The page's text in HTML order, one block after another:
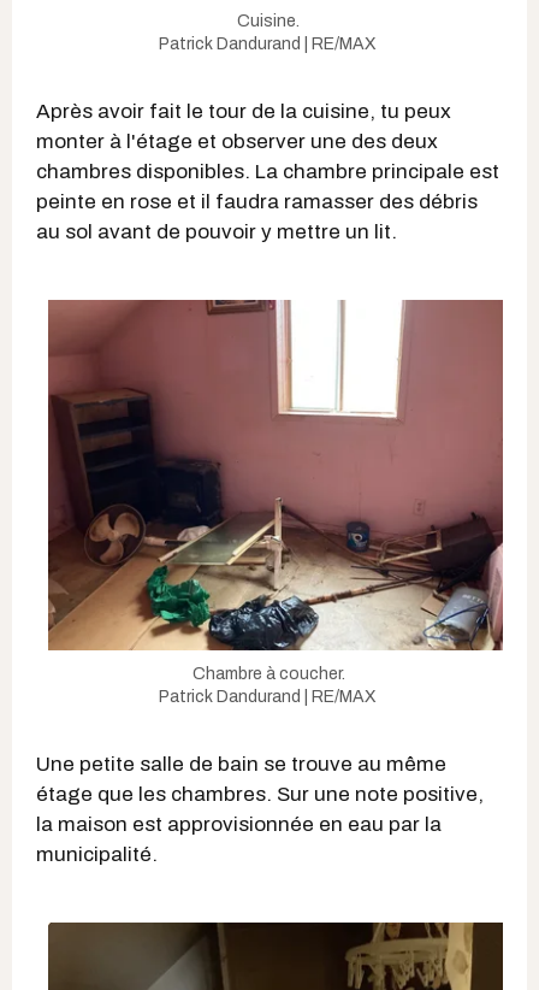
Cuisine.
Patrick Dandurand | RE/MAX
Après avoir fait le tour de la cuisine, tu peux
monter à l'étage et observer une des deux
chambres disponibles. La chambre principale est
peinte en rose et il faudra ramasser des débris
au sol avant de pouvoir y mettre un lit.
Chambre à coucher.
Patrick Dandurand | RE/MAX
Une petite salle de bain se trouve au même
étage que les chambres. Sur une note positive,
la maison est approvisionnée en eau par la
municipalité.